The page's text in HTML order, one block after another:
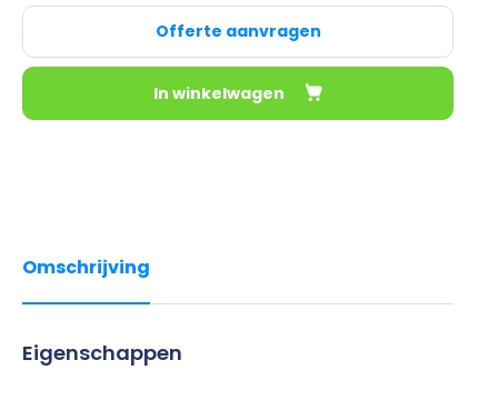
Offerte aanvragen
In winkelwagen
Omschrijving
Eigenschappen